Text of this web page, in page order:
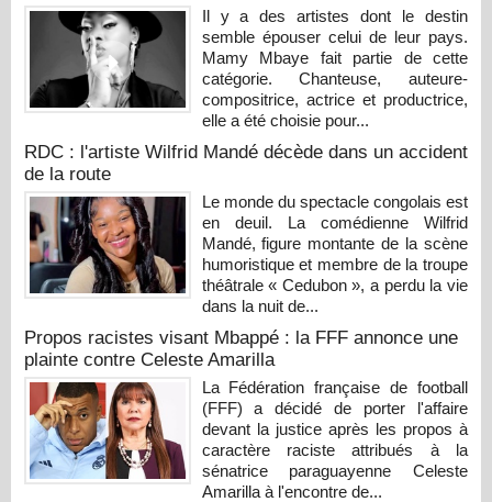
Il y a des artistes dont le destin
semble épouser celui de leur pays.
Mamy Mbaye fait partie de cette
catégorie. Chanteuse, auteure-
compositrice, actrice et productrice,
elle a été choisie pour...
RDC : l'artiste Wilfrid Mandé décède dans un accident
de la route
Le monde du spectacle congolais est
en deuil. La comédienne Wilfrid
Mandé, figure montante de la scène
humoristique et membre de la troupe
théâtrale « Cedubon », a perdu la vie
dans la nuit de...
Propos racistes visant Mbappé : la FFF annonce une
plainte contre Celeste Amarilla
La Fédération française de football
(FFF) a décidé de porter l'affaire
devant la justice après les propos à
caractère raciste attribués à la
sénatrice paraguayenne Celeste
Amarilla à l'encontre de...